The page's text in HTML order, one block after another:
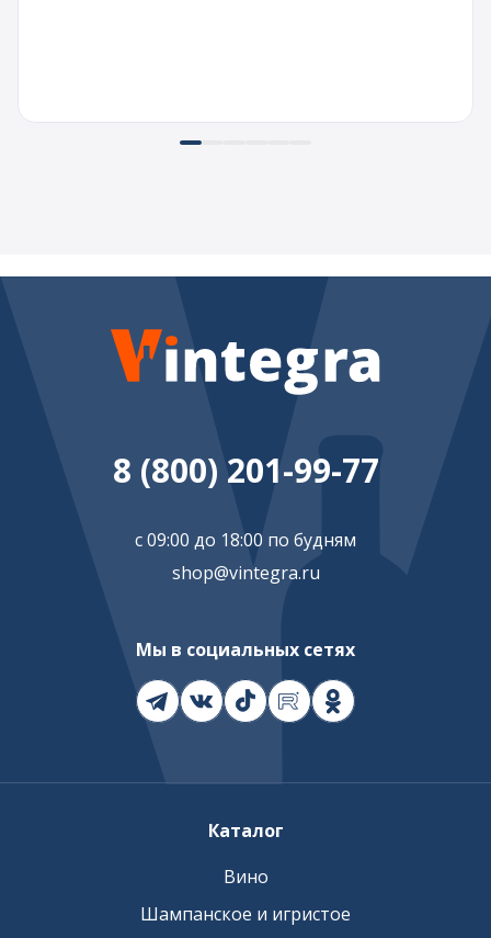
8 (800) 201-99-77
с 09:00 до 18:00 по будням
shop@vintegra.ru
Мы в социальных сетях
Каталог
Вино
Шампанское и игристое